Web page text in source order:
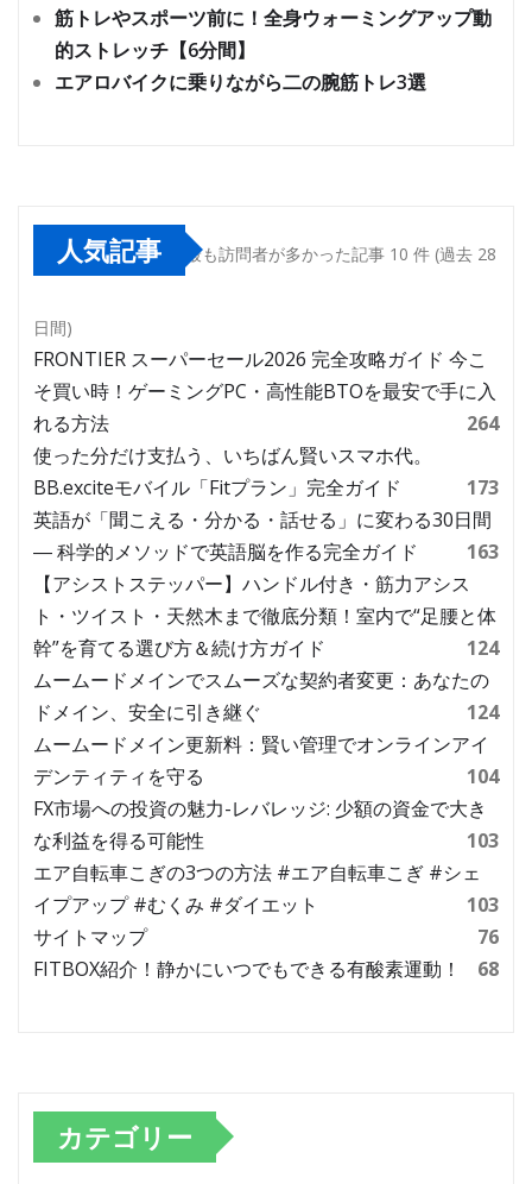
筋トレやスポーツ前に！全身ウォーミングアップ動
的ストレッチ【6分間】
エアロバイクに乗りながら二の腕筋トレ3選
人気記事 最も訪問者が多かった記事 10 件 (過去 28
日間)
FRONTIER スーパーセール2026 完全攻略ガイド 今こ
そ買い時！ゲーミングPC・高性能BTOを最安で手に入
れる方法
264
使った分だけ支払う、いちばん賢いスマホ代。
BB.exciteモバイル「Fitプラン」完全ガイド
173
英語が「聞こえる・分かる・話せる」に変わる30日間
― 科学的メソッドで英語脳を作る完全ガイド
163
【アシストステッパー】ハンドル付き・筋力アシス
ト・ツイスト・天然木まで徹底分類！室内で“足腰と体
幹”を育てる選び方＆続け方ガイド
124
ムームードメインでスムーズな契約者変更：あなたの
ドメイン、安全に引き継ぐ
124
ムームードメイン更新料：賢い管理でオンラインアイ
デンティティを守る
104
FX市場への投資の魅力-レバレッジ: 少額の資金で大き
な利益を得る可能性
103
エア自転車こぎの3つの方法 #エア自転車こぎ #シェ
イプアップ #むくみ #ダイエット
103
サイトマップ
76
FITBOX紹介！静かにいつでもできる有酸素運動！
68
カテゴリー